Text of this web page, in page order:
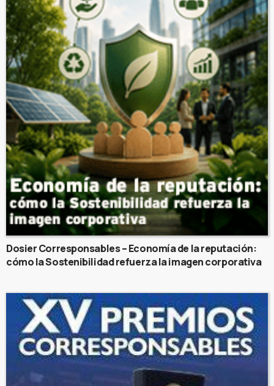
Dosier Corresponsables – Economía de la reputación:
cómo la Sostenibilidad refuerza la imagen corporativa